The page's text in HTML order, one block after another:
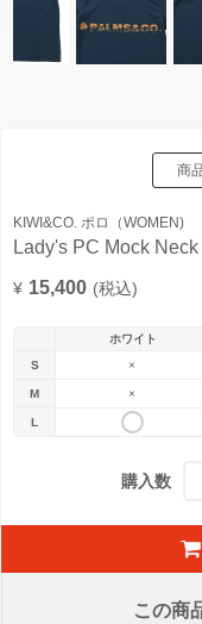
商
KIWI&CO. ポロ（WOMEN)
Lady's PC Mock
¥ 15,400 (税込)
ホワイト
S
×
M ×
L
購入数
この商